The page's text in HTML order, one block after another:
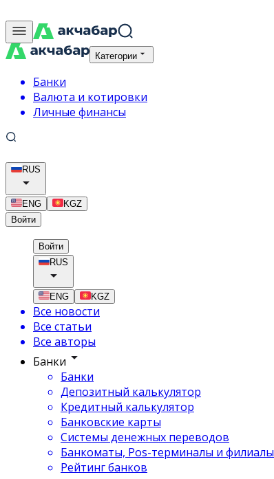
Категории
Банки
Валюта и котировки
Личные финансы
RUS
ENG
KGZ
Войти
Войти
RUS
ENG KGZ
Все новости
Все статьи
Все авторы
Банки
Банки
Депозитный калькулятор
Кредитный калькулятор
Банковские карты
Системы денежных переводов
Банкоматы, Pos-терминалы и филиалы
Рейтинг банков